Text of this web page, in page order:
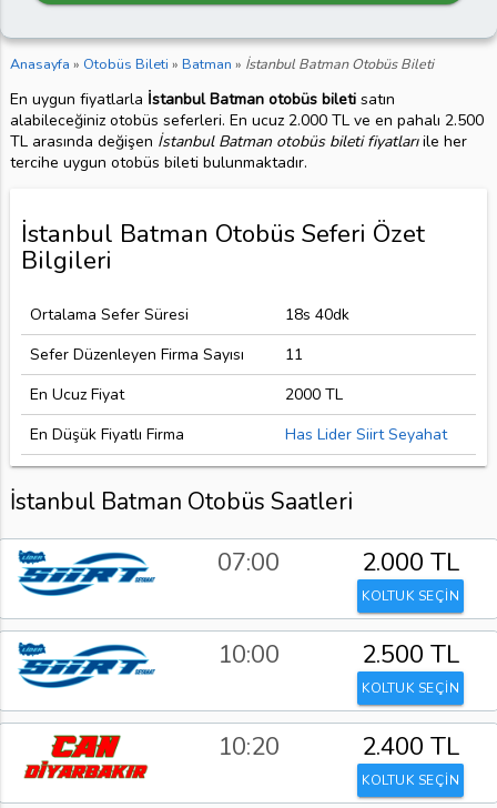
Anasayfa » Otobüs Bileti » Batman » İstanbul Batman Otobüs Bileti
En uygun fiyatlarla İstanbul Batman otobüs biletisatın
alabileceğiniz otobüs seferleri. En ucuz 2.000 TL ve en pahalı 2.500
TL arasında değişen İstanbul Batman otobüs bileti fiyatlarıile her
tercihe uygun otobüs bileti bulunmaktadır.
İstanbul Batman Otobüs Seferi Özet
Bilgileri
Ortalama Sefer Süresi
18s 40dk
Sefer Düzenleyen Firma Sayısı
11
En Ucuz Fiyat
2000 TL
En Düşük Fiyatlı Firma
Has Lider Siirt Seyahat
İstanbul Batman Otobüs Saatleri
07:00 2.000 TL
KOLTUK SEÇİN
10:00 2.500 TL
KOLTUK SEÇİN
10:20 2.400 TL
KOLTUK SEÇİN